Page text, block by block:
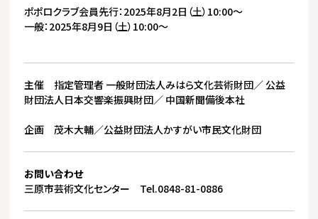
ポポロクラブ会員先行：2025年8月2日（土）10:00～
一般：2025年8月9日（土）10:00～
主催 指定管理者 一般財団法人みはら文化芸術財団／ 公益
財団法人日本交響楽振興財団／ 中国新聞備後本社
企画 茂木大輔／公益財団法人かすがい市民文化財団
お問い合わせ
三原市芸術文化センター Tel.0848-81-0886